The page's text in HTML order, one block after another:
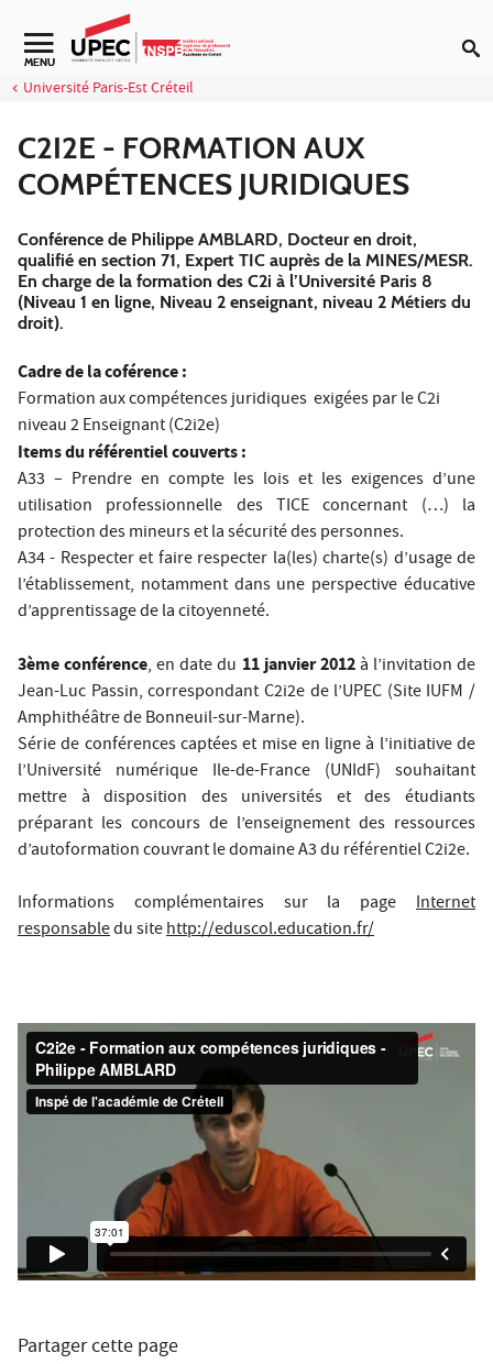
Aller au contenu
MENU
Université Paris-Est Créteil
C2I2E - FORMATION AUX
COMPÉTENCES JURIDIQUES
Conférence de Philippe AMBLARD, Docteur en droit,
qualifié en section 71, Expert TIC auprès de la MINES/MESR.
En charge de la formation des C2i à l’Université Paris 8
(Niveau 1 en ligne, Niveau 2 enseignant, niveau 2 Métiers du
droit).
Cadre de la coférence :
Formation aux compétences juridiques exigées par le C2i
niveau 2 Enseignant (C2i2e)
Items du référentiel couverts :
A33 – Prendre en compte les lois et les exigences d’une
utilisation professionnelle des TICE concernant (…) la
protection des mineurs et la sécurité des personnes.
A34 - Respecter et faire respecter la(les) charte(s) d’usage de
l’établissement, notamment dans une perspective éducative
d’apprentissage de la citoyenneté.
3ème conférence, en date du 11 janvier 2012à l’invitation de
Jean-Luc Passin, correspondant C2i2e de l’UPEC (Site IUFM /
Amphithéâtre de Bonneuil-sur-Marne).
Série de conférences captées et mise en ligne à l’initiative de
l’Université numérique Ile-de-France (UNIdF) souhaitant
mettre à disposition des universités et des étudiants
préparant les concours de l’enseignement des ressources
d’autoformation couvrant le domaine A3 du référentiel C2i2e.
Informations complémentaires sur la page Internet
responsabledu sitehttp://eduscol.education.fr/
Partager cette page